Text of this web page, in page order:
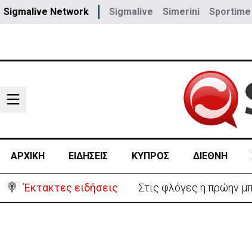
Sigmalive Network Sigmalive Simerini Sportime
ΑΡΧΙΚΗ ΕΙΔΗΣΕΙΣ ΚΥΠΡΟΣ ΔΙΕΘΝΗ
Έκτακτες ειδήσεις ΗΠΑ: Πυροβολισμοί